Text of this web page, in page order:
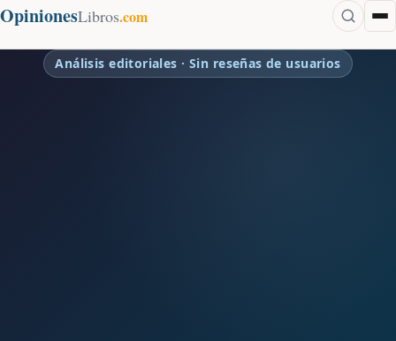
OpinionesLibros.com
Análisis editoriales · Sin reseñas de usuarios